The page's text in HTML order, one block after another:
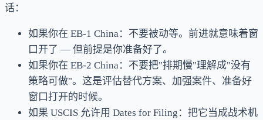
话：
如果你在 EB-1 China：不要被动等。前进就意味着窗
口开了 — 但前提是你准备好了。
如果你在 EB-2 China：不要把"排期慢"理解成"没有
策略可做"。这是评估替代方案、加强案件、准备好
窗口打开的时候。
如果 USCIS 允许用 Dates for Filing：把它当成战术机